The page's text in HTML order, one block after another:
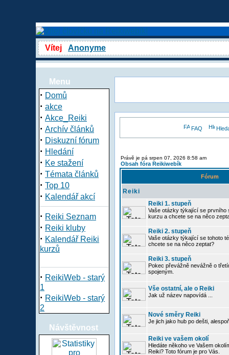
Vítej Anonyme
Menu
· Domů
· akce
· Akce_Reiki
· Archív článků
· Diskuzní fórum
· Hledání
· Ke stažení
· Témata článků
· Top 10
· Kalendář akcí
· Reiki Seznam
· Reiki kluby
· Kalendář Reiki
kurzů
· ReikiWeb - starý
1
· ReikiWeb - starý
2
Návštěvnost
FAQ
Právě je pá srpen 07, 2026 8:58 am
Obsah fóra Reikiwebík
Fórum
Reiki
Reiki 1. stupeň
Vaše otázky týkající se prvního
kurzu a chcete se na něco
Reiki 2. stupeň
Vaše otázky týkající se tohoto
chcete se na něco zeptat?
Reiki 3. stupeň
Pokec převážně nevážně o
spojeným.
Vše ostatní, ale o Reiki
Jak už název napovídá ...
Nové směry Reiki
Je jich jako hub po dešti,
Reiki ve vašem okolí
Hledáte někoho ve Vašem
Reiki? Toto fórum je pro Vás.